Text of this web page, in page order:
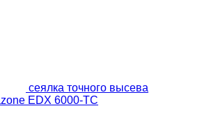
сеялка точного высева
EDX 6000-TC